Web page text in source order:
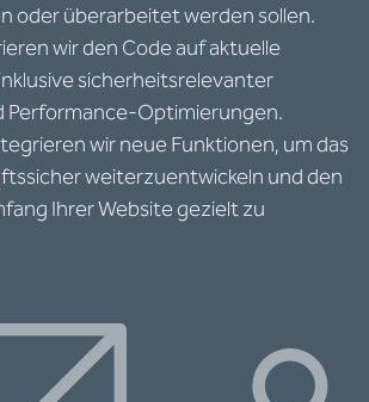
oder überarbeitet werden sollen.
wir den Code auf aktuelle
sicherheitsrelevanter
Performance-Optimierungen.
wir neue Funktionen, um das
weiterzuentwickeln und den
Ihrer Website gezielt zu